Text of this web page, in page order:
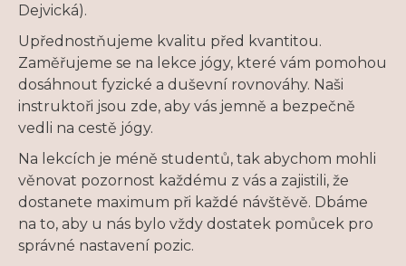
Dejvická).
Upřednostňujeme kvalitu před kvantitou.
Zaměřujeme se na lekce jógy, které vám pomohou
dosáhnout fyzické a duševní rovnováhy. Naši
instruktoři jsou zde, aby vás jemně a bezpečně
vedli na cestě jógy.
Na lekcích je méně studentů, tak abychom mohli
věnovat pozornost každému z vás a zajistili, že
dostanete maximum při každé návštěvě. Dbáme
na to, aby u nás bylo vždy dostatek pomůcek pro
správné nastavení pozic.